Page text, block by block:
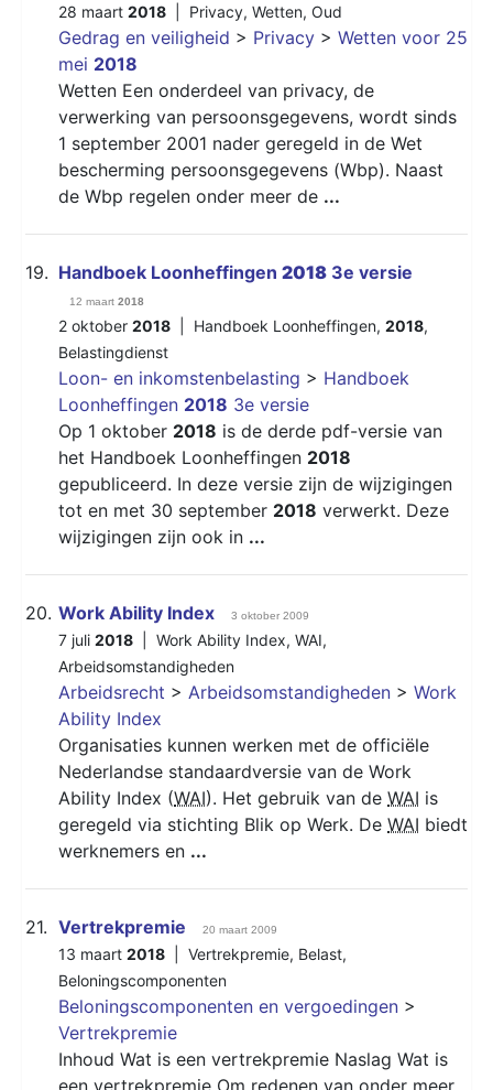
28 maart 2018 Privacy, Wetten, Oud
Gedrag en veiligheid > Privacy > Wetten voor 25
mei 2018
Wetten Een onderdeel van privacy, de
verwerking van persoonsgegevens, wordt sinds
1 september 2001 nader geregeld in de Wet
bescherming persoonsgegevens (Wbp). Naast
de Wbp regelen onder meer de ...
19. Handboek Loonheffingen 2018 3e versie
12 maart 2018
2 oktober 2018 Handboek Loonheffingen, 2018,
Belastingdienst
Loon- en inkomstenbelasting > Handboek
Loonheffingen 2018 3e versie
Op 1 oktober 2018 is de derde pdf-versie van
het Handboek Loonheffingen 2018
gepubliceerd. In deze versie zijn de wijzigingen
tot en met 30 september 2018 verwerkt. Deze
wijzigingen zijn ook in ...
20. Work Ability Index 3 oktober 2009
7 juli 2018 Work Ability Index, WAI,
Arbeidsomstandigheden
Arbeidsrecht > Arbeidsomstandigheden > Work
Ability Index
Organisaties kunnen werken met de officiële
Nederlandse standaardversie van de Work
Ability Index (WAI). Het gebruik van de WAI is
geregeld via stichting Blik op Werk. De WAI biedt
werknemers en ...
21. Vertrekpremie 20 maart 2009
13 maart 2018 Vertrekpremie, Belast,
Beloningscomponenten
Beloningscomponenten en vergoedingen >
Vertrekpremie
Inhoud Wat is een vertrekpremie Naslag Wat is
een vertrekpremie Om redenen van onder meer